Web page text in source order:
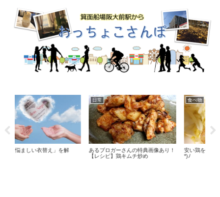
日常
あるブロガーさんの特典画像あり！
食べ物
安い鶏を美味しくする魔法ヾ(*´∀｀
*)ﾉ